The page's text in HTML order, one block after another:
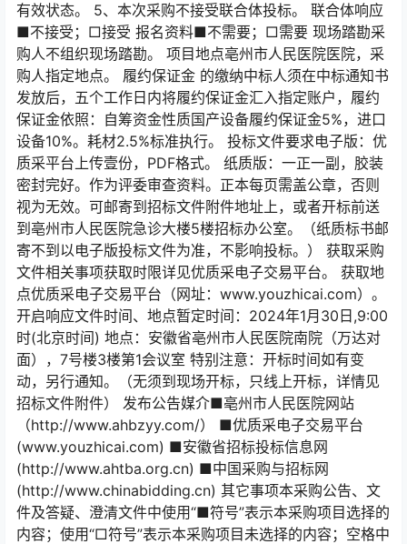
有效状态。 5、本次采购不接受联合体投标。 联合体响应
■不接受；□接受 报名资料■不需要；□需要 现场踏勘采
购人不组织现场踏勘。 项目地点亳州市人民医院医院，采
购人指定地点。 履约保证金 的缴纳中标人须在中标通知书
发放后，五个工作日内将履约保证金汇入指定账户，履约
保证金依照：自筹资金性质国产设备履约保证金5%，进口
设备10%。耗材2.5%标准执行。 投标文件要求电子版：优
质采平台上传壹份，PDF格式。 纸质版：一正一副，胶装
密封完好。作为评委审查资料。正本每页需盖公章，否则
视为无效。可邮寄到招标文件附件地址上，或者开标前送
到亳州市人民医院急诊大楼5楼招标办公室。（纸质标书邮
寄不到以电子版投标文件为准，不影响投标。） 获取采购
文件相关事项获取时限详见优质采电子交易平台。 获取地
点优质采电子交易平台（网址：www.youzhicai.com）。
开启响应文件时间、地点暂定时间：2024年1月30日,9:00
时(北京时间) 地点：安徽省亳州市人民医院南院（万达对
面），7号楼3楼第1会议室 特别注意：开标时间如有变
动，另行通知。（无须到现场开标，只线上开标，详情见
招标文件附件） 发布公告媒介■亳州市人民医院网站
（http://www.ahbzyy.com/） ■优质采电子交易平台
(www.youzhicai.com) ■安徽省招标投标信息网
(http://www.ahtba.org.cn) ■中国采购与招标网
(http://www.chinabidding.cn) 其它事项本采购公告、文
件及答疑、澄清文件中使用“■符号”表示本采购项目选择的
内容；使用“□符号”表示本采购项目未选择的内容；空格中